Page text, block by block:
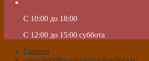
C 10:00 до 18:00
C 12:00 до 15:00 суббота
Главная